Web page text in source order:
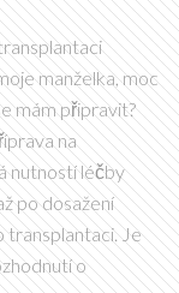
manželka, moc
mám připravit?
na
nutností léčby
po dosažení
transplantaci. Je
o